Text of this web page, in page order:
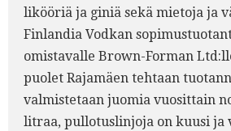
likööriä ja giniä sekä mietoja ja
Finlandia Vodkan
omistavalle Brown-Forman
puolet Rajamäen tehtaan
valmistetaan juomia vuosittain
litraa, pullotuslinjoja on kuusi ja